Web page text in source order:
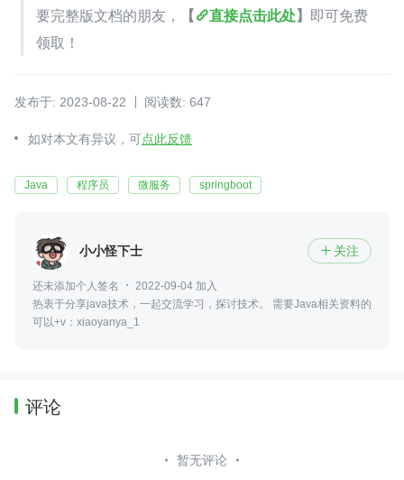
要完整版文档的朋友，
【 直接点击此处】 即可免费
领取！
发布于: 2023-08-22 阅读数: 647
如对本文有异议，可点此反馈
Java 程序员 微服务 springboot
小小怪下士  关注
还未添加个人签名
2022-09-04 加入
热衷于分享java技术，一起交流学习，探讨技术。 需要Java相关资料的
可以+v：xiaoyanya_1
评论
暂无评论